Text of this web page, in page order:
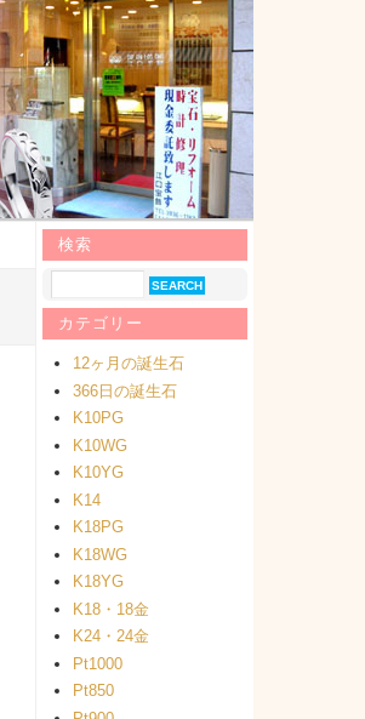
検索
カテゴリー
12ヶ月の誕生石
366日の誕生石
K10PG
K10WG
K10YG
K14
K18PG
K18WG
K18YG
K18・18金
K24・24金
Pt1000
Pt850